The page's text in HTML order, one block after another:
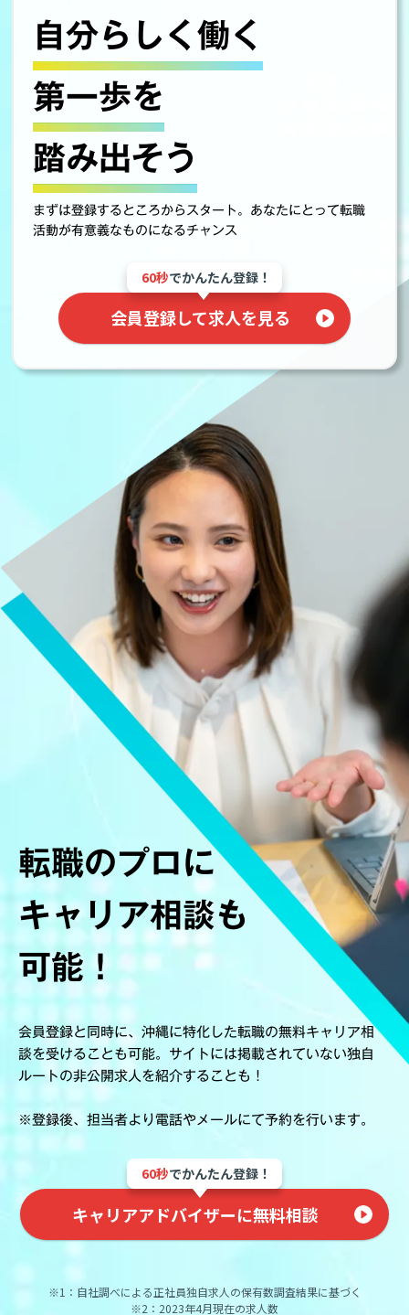
自分らしく働く
第一歩を
踏み出そう
まずは登録するところからスタート。あなたにとって転職
活動が有意義なものになるチャンス
60秒でかんたん登録！
会員登録して求人を見る
転職のプロに
キャリア相談も
可能！
会員登録と同時に、沖縄に特化した転職の無料キャリア相
談を受けることも可能。サイトには掲載されていない独自
ルートの非公開求人を紹介することも！
※登録後、担当者より電話やメールにて予約を行います。
60秒でかんたん登録！
キャリアアドバイザーに無料相談
※1：自社調べによる正社員独自求人の保有数調査結果に基づく
※2：2023年4月現在の求人数